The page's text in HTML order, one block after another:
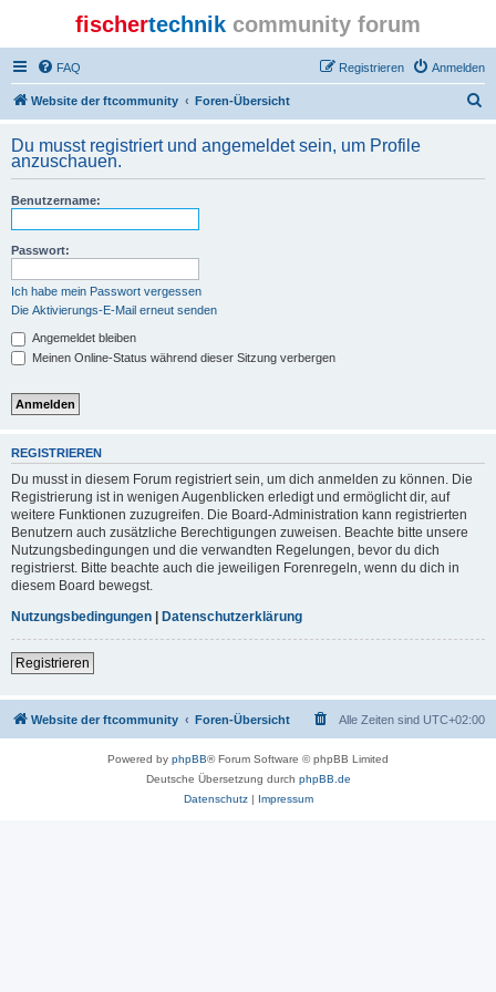
fischertechnik community forum
FAQ Anmelden
Registrieren
Website der ftcommunity Foren-Übersicht
h
Du musst registriert und angemeldet sein, um Profile
anzuschauen.
Benutzername:
Passwort:
Ich habe mein Passwort vergessen
Die Aktivierungs-E-Mail erneut senden
Angemeldet bleiben
Meinen Online-Status während dieser Sitzung verbergen
REGISTRIEREN
Du musst in diesem Forum registriert sein, um dich anmelden zu können. Die
Registrierung ist in wenigen Augenblicken erledigt und ermöglicht dir, auf
weitere Funktionen zuzugreifen. Die Board-Administration kann registrierten
Benutzern auch zusätzliche Berechtigungen zuweisen. Beachte bitte unsere
Nutzungsbedingungen und die verwandten Regelungen, bevor du dich
registrierst. Bitte beachte auch die jeweiligen Forenregeln, wenn du dich in
diesem Board bewegst.
Nutzungsbedingungen | Datenschutzerklärung
Registrieren
Website der ftcommunity Foren-Übersicht Alle Zeiten sind UTC+02:00
Powered by phpBB® Forum Software © phpBB Limited
Deutsche Übersetzung durch phpBB.de
Datenschutz| Impressum